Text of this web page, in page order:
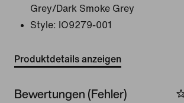
Grey/Dark Smoke Grey
Style:
IO9279-001
Produktdetails anzeigen
Bewertungen (Fehler)